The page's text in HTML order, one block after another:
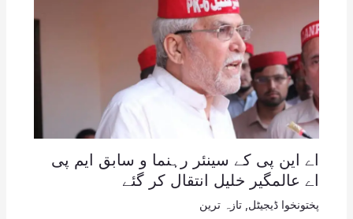
اے این پی کے سینئر رہنما و سابق ایم پی
اے عالمگیر خلیل انتقال کر گئے
پختونخوا ڈیجیٹل تازہ ترین